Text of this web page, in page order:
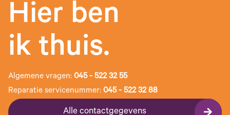
Hier ben
ik thuis.
Algemene vragen: 045 - 522 32 55
Reparatie servicenummer: 045 - 522 32 88
Alle contactgegevens